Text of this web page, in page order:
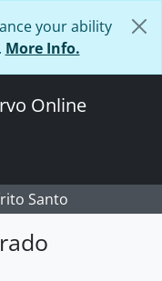
your ability
More Info.
Online
Santo